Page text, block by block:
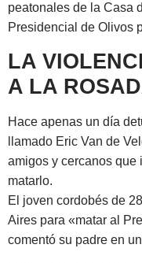
peatonales de la Casa
Presidencial de Olivos
LA
A LA
Hace apenas un día
llamado Eric Van de
amigos y cercanos que
matarlo.
El joven cordobés de
Aires para «matar al
comentó su padre en